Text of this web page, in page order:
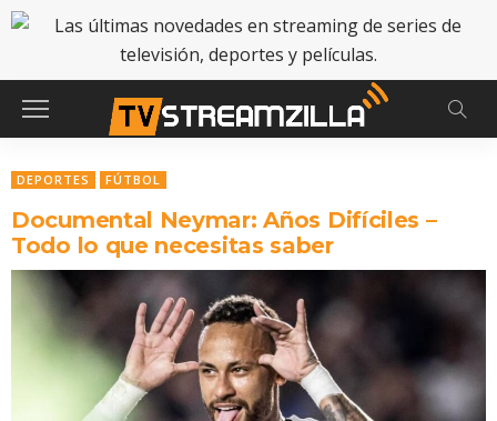
DEPORTES FÚTBOL
Documental Neymar: Años Difíciles –
Todo lo que necesitas saber